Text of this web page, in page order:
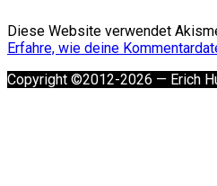
Diese Website verwendet
Erfahre, wie deine
Copyright ©2012-2026 — Erich